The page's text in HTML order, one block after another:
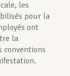
les
pour la
ont
la
conventions